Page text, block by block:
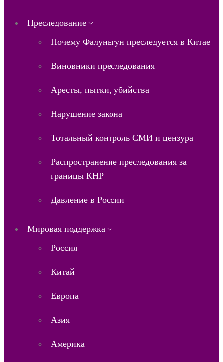
Преследование
Почему Фалуньгун преследуется в Китае
Виновники преследования
Аресты, пытки, убийства
Нарушение закона
Тотальный контроль СМИ и цензура
Распространение преследования за
границы КНР
Давление в России
Мировая поддержка
Россия
Китай
Европа
Азия
Америка